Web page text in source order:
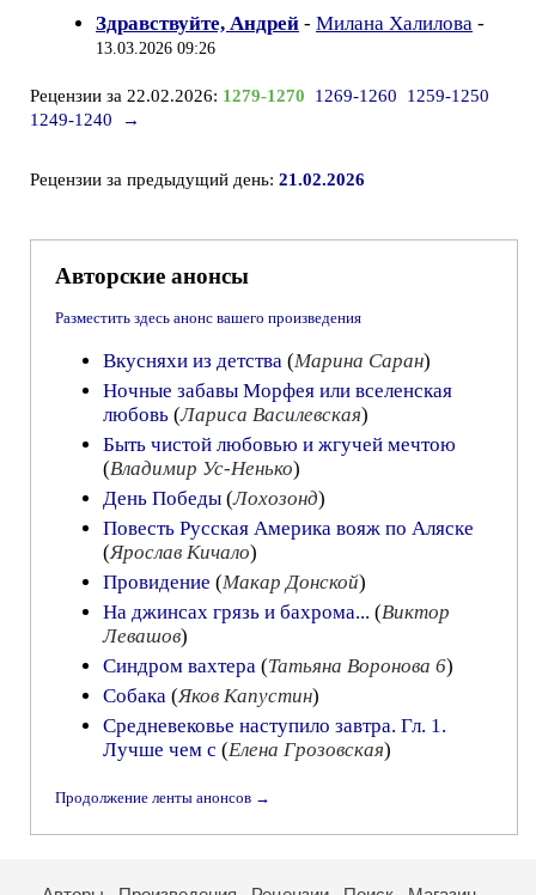
Здравствуйте, Андрей - Милана Халилова -
13.03.2026 09:26
Рецензии за 22.02.2026: 1279-1270 1269-1260
1259-1250
1249-1240
→
Рецензии за предыдущий день: 21.02.2026
Авторские анонсы
Разместить здесь анонс вашего произведения
Вкусняхи из детства (Марина Саран)
Ночные забавы Морфея или вселенская
любовь (Лариса Василевская)
Быть чистой любовью и жгучей мечтою
(Владимир Ус-Ненько)
День Победы (Лохозонд)
Повесть Русская Америка вояж по Аляске
(Ярослав Кичало)
Провидение (Макар Донской)
На джинсах грязь и бахрома... (Виктор
Левашов)
Синдром вахтера (Татьяна Воронова 6)
Собака (Яков Капустин)
Средневековье наступило завтра. Гл. 1.
Лучше чем с (Елена Грозовская)
Продолжение ленты анонсов →